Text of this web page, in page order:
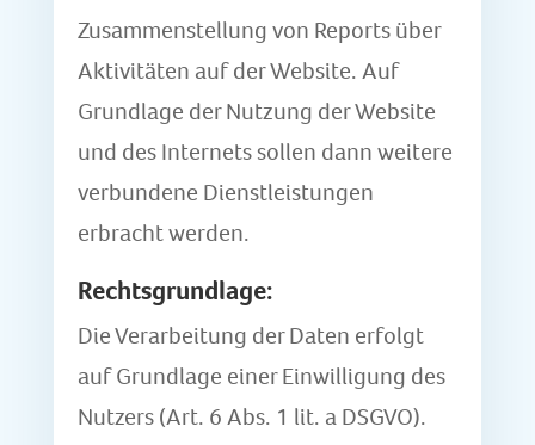
Zusammenstellung von Reports über
Aktivitäten auf der Website. Auf
Grundlage der Nutzung der Website
und des Internets sollen dann weitere
verbundene Dienstleistungen
erbracht werden.
Rechtsgrundlage:
Die Verarbeitung der Daten erfolgt
auf Grundlage einer Einwilligung des
Nutzers (Art. 6 Abs. 1 lit. a DSGVO).